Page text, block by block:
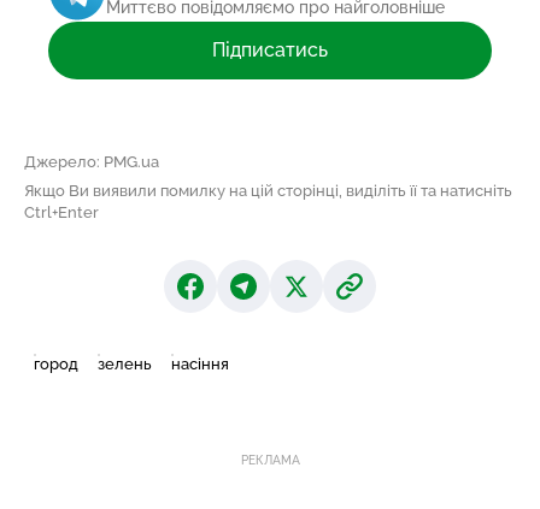
Миттєво повідомляємо про найголовніше
Підписатись
Джерело: PMG.ua
Якщо Ви виявили помилку на цій сторінці, виділіть її та натисніть
Ctrl+Enter
город зелень насіння
РЕКЛАМА